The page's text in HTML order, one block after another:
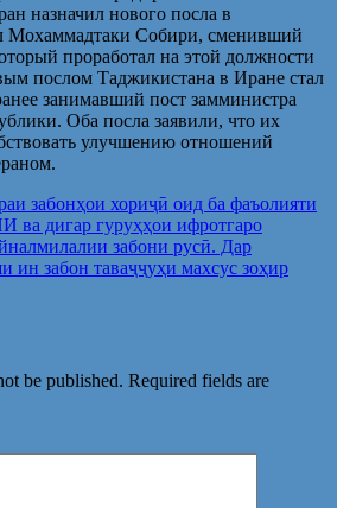
назначил нового посла в
Мохаммадтаки Собири, сменивший
проработал на этой должности
послом Таджикистана в Иране стал
занимавший пост замминистра
Оба посла заявили, что их
улучшению отношений
забонҳои хориҷӣ оид ба фаъолияти
ва дигар гуруҳҳои ифротгаро
забони русӣ. Дар
ин забон таваҷҷуҳи махсус зоҳир
be published. Required fields are